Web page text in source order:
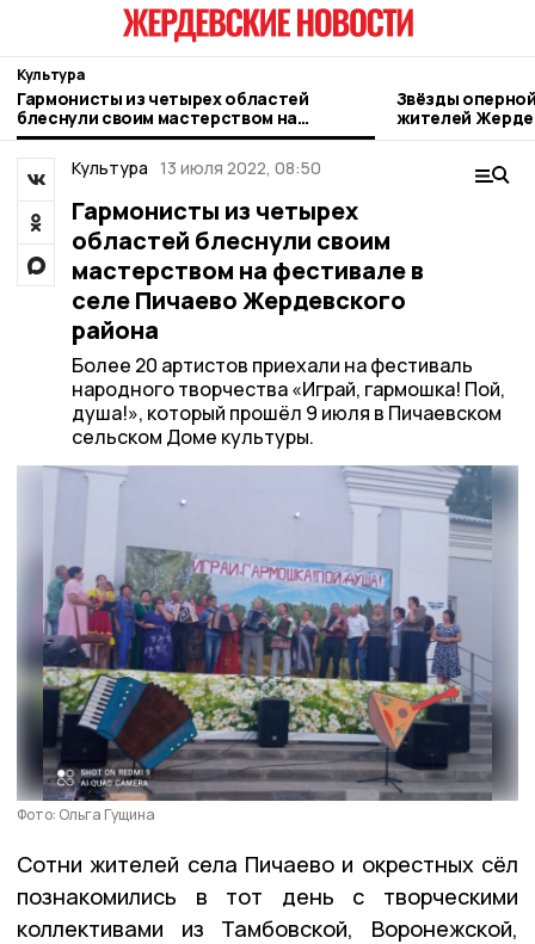
Культура
Гармонисты из четырех областей
блеснули своим мастерством на
фестивале в селе Пичаево Жердевского
района
Звёзды
жителей
Культура 13 июля 2022, 08:50
Гармонисты из четырех
областей блеснули своим
мастерством на фестивале в
селе Пичаево Жердевского
района
Более 20 артистов приехали на фестиваль
народного творчества «Играй, гармошка! Пой,
душа!», который прошёл 9 июля в Пичаевском
сельском Доме культуры.
Фото: Ольга Гущина
Сотни жителей села Пичаево и окрестных сёл
познакомились в тот день с творческими
коллективами из Тамбовской, Воронежской,